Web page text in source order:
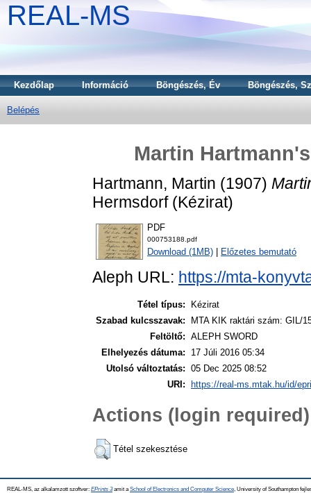
REAL-MS
Kezdőlap Információ Böngészés, Év Böngészés,
Belépés
Martin
Hartmann, Martin (1907)
Hermsdorf (Kézirat)
PDF
000753188.pdf
Download (1MB) Előzetes bemutató
Aleph URL: https://mta-
Tétel típus:
Kézirat
Szabad kulcsszavak:
MTA KIK raktári szám: GIL/
Feltöltő: ALEPH SWORD
Elhelyezés dátuma:
17 Júli 2016 05:34
Utolsó változtatás: 05 Dec 2025 08:52
URI:
https://real-ms.mtak.hu/id/
Actions (login required)
Tétel szekesztése
REAL-MS, az alkalamzott szoftver: EPrints 3amit a School of Electronics and Computer Science , University of Southampton